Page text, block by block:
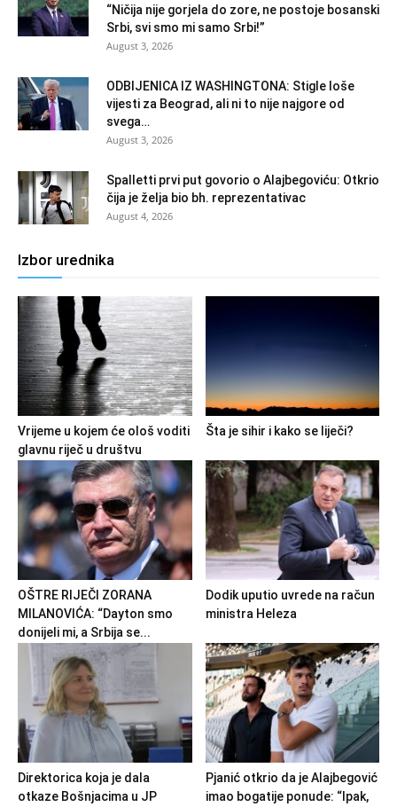
“Ničija nije gorjela do zore, ne postoje bosanski
Srbi, svi smo mi samo Srbi!”
August 3, 2026
ODBIJENICA IZ WASHINGTONA: Stigle loše
vijesti za Beograd, ali ni to nije najgore od
svega…
August 3, 2026
Spalletti prvi put govorio o Alajbegoviću: Otkrio
čija je želja bio bh. reprezentativac
August 4, 2026
Izbor urednika
Vrijeme u kojem će ološ voditi
glavnu riječ u društvu
Šta je sihir i kako se liječi?
OŠTRE RIJEČI ZORANA
MILANOVIĆA: “Dayton smo
donijeli mi, a Srbija se...
Dodik uputio uvrede na račun
ministra Heleza
Direktorica koja je dala
otkaze Bošnjacima u JP
Pjanić otkrio da je Alajbegović
imao bogatije ponude: “Ipak,